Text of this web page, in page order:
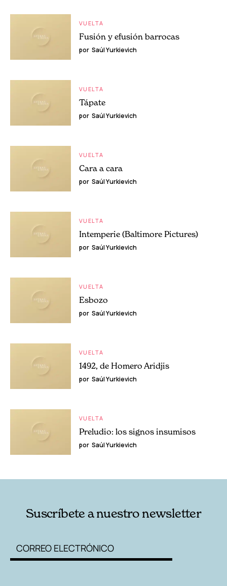
VUELTA
Fusión y efusión barrocas
por Saúl Yurkievich
VUELTA
Tápate
por Saúl Yurkievich
VUELTA
Cara a cara
por Saúl Yurkievich
VUELTA
Intemperie (Baltimore Pictures)
por Saúl Yurkievich
VUELTA
Esbozo
por Saúl Yurkievich
VUELTA
1492, de Homero Aridjis
por Saúl Yurkievich
VUELTA
Preludio: los signos insumisos
por Saúl Yurkievich
Suscríbete a nuestro newsletter